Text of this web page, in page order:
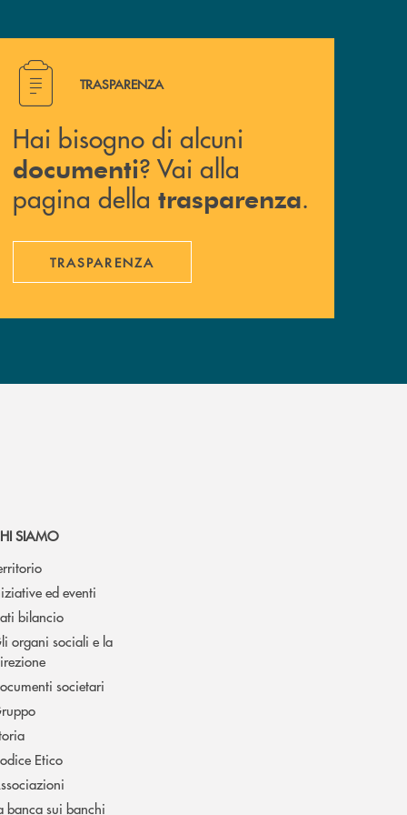
Hai bisogno di alcuni documenti ? Vai alla pagina della
TRASPARENZA
Hai bisogno di alcuni
documenti? Vai alla
pagina della trasparenza.
TRASPARENZA
SIAMO
ed eventi
bilancio
organi sociali e la
societari
Etico
banca sui banchi